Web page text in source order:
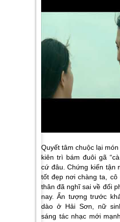
Quyết tâm chuộc lại
kiên trì bám đuôi gã
cứ đâu. Chứng kiến tận
tốt đẹp nơi chàng ta, cô
thân đã nghĩ sai về đối
nay. Ấn tượng trước
dào ở Hải Sơn, nữ
sáng tác nhạc mới